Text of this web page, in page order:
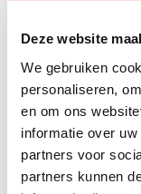
Deze website
We gebruiken
personaliseren,
en om ons
informatie over
partners voor
partners kunnen
Tessa Spierlings
Bente van den
Koen Robben